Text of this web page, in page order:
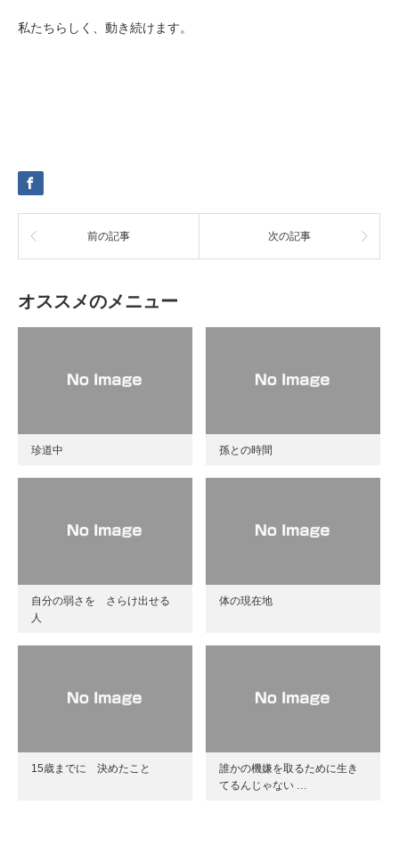
私たちらしく、動き続けます。
前の記事 次の記事
オススメのメニュー
珍道中 孫との時間
自分の弱さを さらけ出せる
人
体の現在地
15歳までに 決めたこと
誰かの機嫌を取るために生き
てるんじゃない …